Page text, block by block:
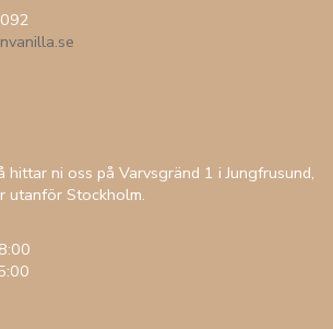
hittar ni oss på Varvsgränd 1 i Jungfrusund,
utanför Stockholm.